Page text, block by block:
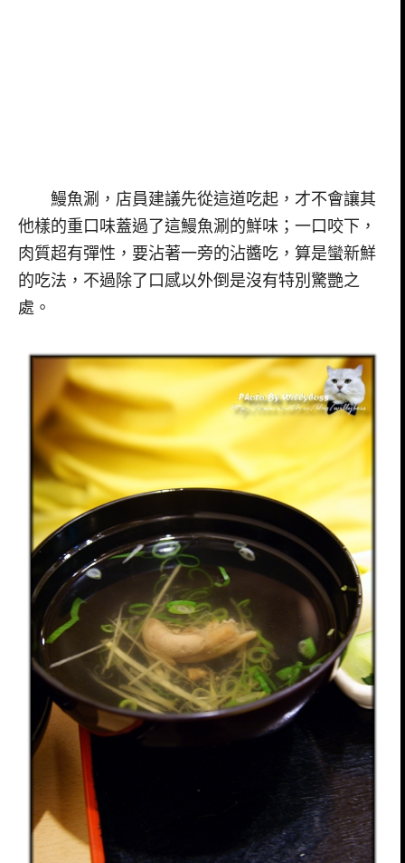
鰻魚涮，店員建議先從這道吃起，才不會讓其
他樣的重口味蓋過了這鰻魚涮的鮮味；一口咬下，
肉質超有彈性，要沾著一旁的沾醬吃，算是蠻新鮮
的吃法，不過除了口感以外倒是沒有特別驚艷之
處。